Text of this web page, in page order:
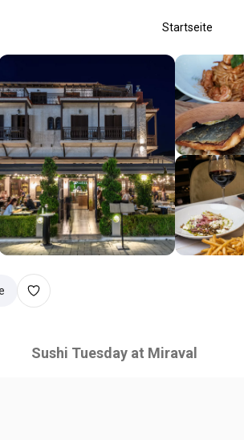
Startseite
Sushi Tuesday at Miraval